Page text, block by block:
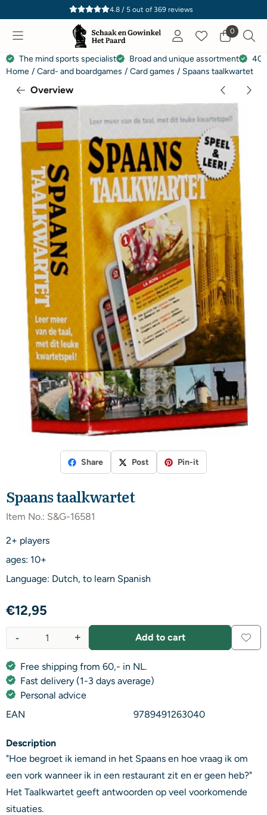
Cookie preferences are currently closed.
4.8 / 5out of 369reviews
0
The mind sports specialist Broad and unique assortment
40
Home / Card- and boardgames / Card games / Spaans taalkwartet
Overview
Share Post Pin-it
Spaans taalkwartet
Item No.: S&G-16581
2+ players
ages: 10+
Language: Dutch, to learn Spanish
€12,95
+
- Add to cart
Free shipping from 60,- in NL.
Fast delivery (1-3 days average)
Personal advice
EAN
9789491263040
Description
"Hoe begroet ik iemand in het Spaans en hoe vraag ik om
een vork wanneer ik in een restaurant zit en er geen heb?"
Het Taalkwartet geeft antwoorden op veel voorkomende
situaties.